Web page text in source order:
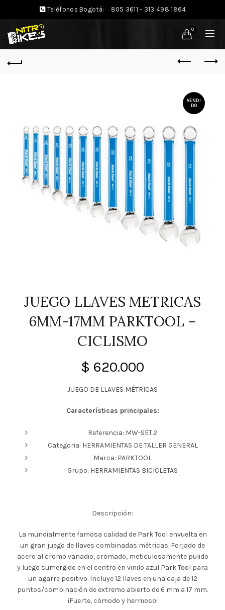
Teléfonos Bogotá: 805 3611 - 313 498 1864
0
VENDI
DO
JUEGO LLAVES METRICAS
6MM-17MM PARKTOOL –
CICLISMO
$ 620.000
JUEGO DE LLAVES MÉTRICAS
Características principales:
Referencia: MW-SET.2
Categoria: HERRAMIENTAS DE TALLER GENERAL
Marca: PARKTOOL
Grupo: HERRAMIENTAS BICICLETAS
Descripción:
La mundialmente famosa calidad de Park Tool envuelta en
un gran juego de llaves combinadas métricas. Forjado de
acero al cromo vanadio, cromado, meticulosamente pulido
y luego sumergido en el centro en vinilo azul Park Tool para
un agarre positivo. Incluye 12 llaves en una caja de 12
puntos/combinación de extremo abierto de 6 mm a 17 mm.
¡Fuerte, cómodo y hermoso!